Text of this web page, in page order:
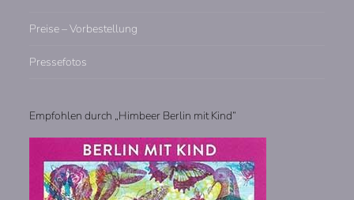
Preise – Vorbestellung
Pressefotos
Empfohlen durch „Himbeer Berlin mit Kind“